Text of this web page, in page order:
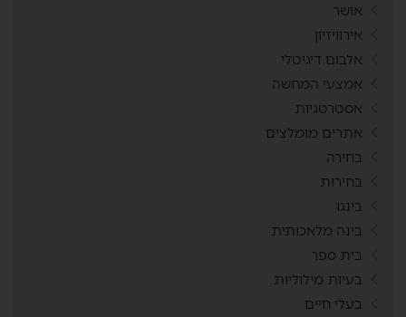
אושר
אירוויזיון
אלבום דיגיטלי
אמצעי המחשה
אסטרטגיות
אתרים מומלצים
בחירה
בחירות
בינגו
בינה מלאכותית
בית ספר
בעיות מילוליות
בעלי חיים